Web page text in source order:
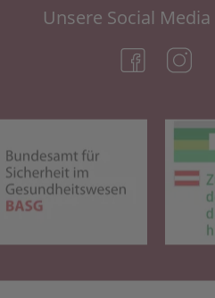
Unsere Social Media
(öffnet in
(öffnet in